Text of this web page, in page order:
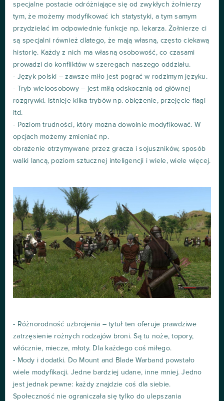
specjalne postacie odróżniające się od zwykłych żołnierzy
tym, że możemy modyfikować ich statystyki, a tym samym
przydzielać im odpowiednie funkcje np. lekarza. Żołnierze ci
są specjalni również dlatego, że mają własną, często ciekawą
historię. Każdy z nich ma własną osobowość, co czasami
prowadzi do konfliktów w szeregach naszego oddziału.
- Język polski – zawsze miło jest pograć w rodzimym języku.
- Tryb wieloosobowy – jest miłą odskocznią od głównej
rozgrywki. Istnieje kilka trybów np. oblężenie, przejęcie flagi
itd.
- Poziom trudności, który można dowolnie modyfikować. W
opcjach możemy zmieniać np.
obrażenie otrzymywane przez gracza i sojuszników, sposób
walki lancą, poziom sztucznej inteligencji i wiele, wiele więcej.
- Różnorodność uzbrojenia – tytuł ten oferuje prawdziwe
zatrzęsienie rożnych rodzajów broni. Są tu noże, topory,
włócznie, miecze, młoty. Dla każdego coś miłego.
- Mody i dodatki. Do Mount and Blade Warband powstało
wiele modyfikacji. Jedne bardziej udane, inne mniej. Jedno
jest jednak pewne: każdy znajdzie coś dla siebie.
Społeczność nie ograniczała się tylko do ulepszania